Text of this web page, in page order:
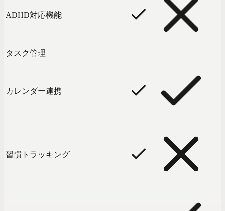
ADHD対応機能
タスク管理
カレンダー連携
習慣トラッキング